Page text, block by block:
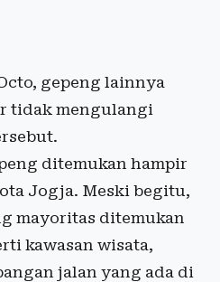
gepeng lainnya
tidak mengulangi
ditemukan hampir
Jogja. Meski begitu,
mayoritas ditemukan
kawasan wisata,
jalan yang ada di